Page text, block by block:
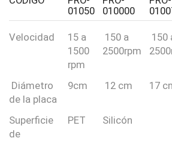
01050
010000
Velocidad
15 a
1500
rpm
150 a
2500rpm
150
Diámetro
de la placa
9cm 12 cm 17
Superficie
de
PET Silicón